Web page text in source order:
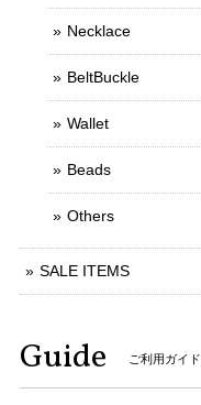
Necklace
BeltBuckle
Wallet
Beads
Others
SALE ITEMS
Guide ご利用ガイド